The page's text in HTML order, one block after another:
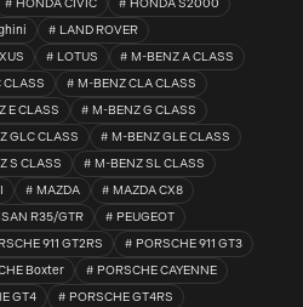
HONDA CIVIC
HONDA S2000
LAND ROVER
LOTUS
M-BENZ A CLASS
CLASS
M-BENZ CLA CLASS
E CLASS
M-BENZ G CLASS
GLC CLASS
M-BENZ GLE CLASS
S CLASS
M-BENZ SL CLASS
MAZDA
MAZDA CX8
R35/GTR
PEUGEOT
911 GT2RS
PORSCHE 911 GT3
Boxter
PORSCHE CAYENNE
GT4
PORSCHE GT4RS